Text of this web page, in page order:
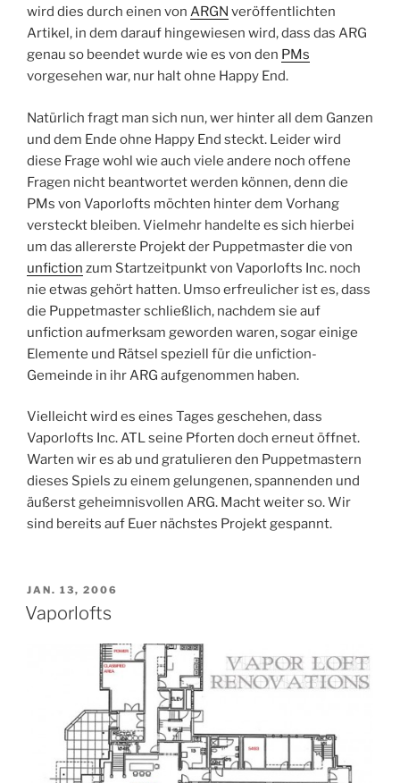
wird dies durch einen von ARGN veröffentlichten
Artikel, in dem darauf hingewiesen wird, dass das ARG
genau so beendet wurde wie es von den PMs
vorgesehen war, nur halt ohne Happy End.
Natürlich fragt man sich nun, wer hinter all dem Ganzen
und dem Ende ohne Happy End steckt. Leider wird
diese Frage wohl wie auch viele andere noch offene
Fragen nicht beantwortet werden können, denn die
PMs von Vaporlofts möchten hinter dem Vorhang
versteckt bleiben. Vielmehr handelte es sich hierbei
um das allererste Projekt der Puppetmaster die von
unfiction zum Startzeitpunkt von Vaporlofts Inc. noch
nie etwas gehört hatten. Umso erfreulicher ist es, dass
die Puppetmaster schließlich, nachdem sie auf
unfiction aufmerksam geworden waren, sogar einige
Elemente und Rätsel speziell für die unfiction-
Gemeinde in ihr ARG aufgenommen haben.
Vielleicht wird es eines Tages geschehen, dass
Vaporlofts Inc. ATL seine Pforten doch erneut öffnet.
Warten wir es ab und gratulieren den Puppetmastern
dieses Spiels zu einem gelungenen, spannenden und
äußerst geheimnisvollen ARG. Macht weiter so. Wir
sind bereits auf Euer nächstes Projekt gespannt.
VERÖFFENTLICHT
AM
JAN. 13, 2006
Vaporlofts